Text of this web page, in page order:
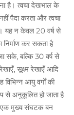
है। त्वचा देखभाल के
पैदा करता और त्वचा
यह न केवल 20 वर्ष से
कर सकता है
सके, बल्कि 30 वर्ष से
सूक्ष्म रेखाएँ आदि
आयु वर्गों की
से अनुकूलित हो जाता है
एक मुख्य संघटक बन